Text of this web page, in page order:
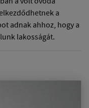
a
adnak ahhoz, hogy a
lakosságát.